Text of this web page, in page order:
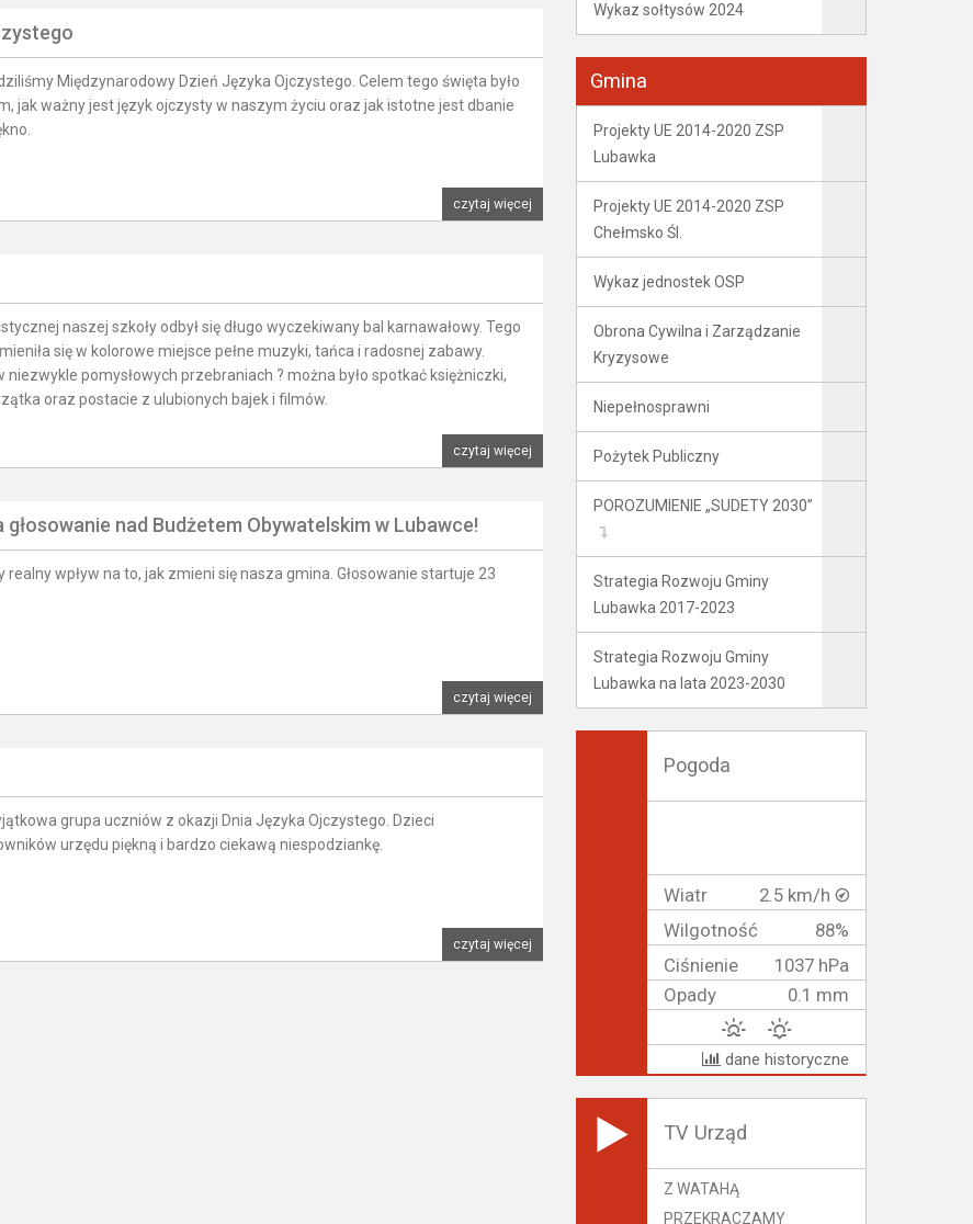
Międzynarodowy Dzień Języka Ojczystego. Celem tego święta było
jak ważny jest język ojczysty w naszym życiu oraz jak istotne jest dbanie
czytaj więcej
naszej szkoły odbył się długo wyczekiwany bal karnawałowy. Tego
się w kolorowe miejsce pełne muzyki, tańca i radosnej zabawy.
niezwykle pomysłowych przebraniach ? można było spotkać księżniczki,
oraz postacie z ulubionych bajek i filmów.
czytaj więcej
głosowanie nad Budżetem Obywatelskim w Lubawce!
realny wpływ na to, jak zmieni się nasza gmina. Głosowanie startuje 23
czytaj więcej
grupa uczniów z okazji Dnia Języka Ojczystego. Dzieci
urzędu piękną i bardzo ciekawą niespodziankę.
czytaj więcej
Wykaz sołtysów 2024
Gmina
Projekty UE 2014-2020 ZSP
Lubawka
Projekty UE 2014-2020 ZSP
Chełmsko Śl.
Wykaz jednostek OSP
Obrona Cywilna i Zarządzanie
Kryzysowe
Niepełnosprawni
Pożytek Publiczny
POROZUMIENIE „SUDETY 2030”
Strategia Rozwoju Gminy
Lubawka 2017-2023
Strategia Rozwoju Gminy
Lubawka na lata 2023-2030
Pogoda
Wiatr
2.5 km/h
Wilgotność
88%
Ciśnienie
1037 hPa
Opady
0.1 mm
dane historyczne
TV Urząd
Z WATAHĄ
PRZEKRACZAMY